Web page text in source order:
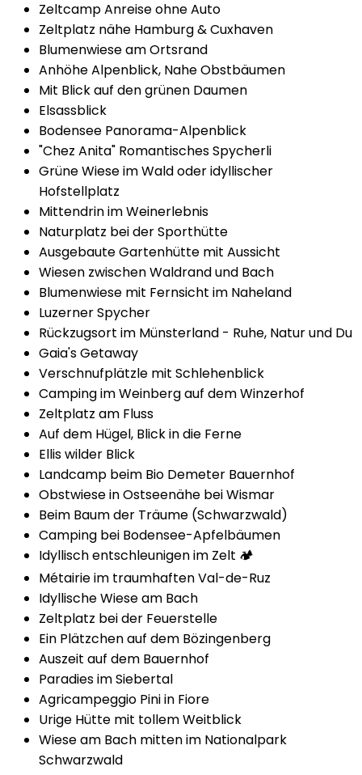
Zeltcamp Anreise ohne Auto
Zeltplatz nähe Hamburg & Cuxhaven
Blumenwiese am Ortsrand
Anhöhe Alpenblick, Nahe Obstbäumen
Mit Blick auf den grünen Daumen
Elsassblick
Bodensee Panorama-Alpenblick
"Chez Anita" Romantisches Spycherli
Grüne Wiese im Wald oder idyllischer
Hofstellplatz
Mittendrin im Weinerlebnis
Naturplatz bei der Sporthütte
Ausgebaute Gartenhütte mit Aussicht
Wiesen zwischen Waldrand und Bach
Blumenwiese mit Fernsicht im Naheland
Luzerner Spycher
Rückzugsort im Münsterland - Ruhe, Natur und Du
Gaia's Getaway
Verschnufplätzle mit Schlehenblick
Camping im Weinberg auf dem Winzerhof
Zeltplatz am Fluss
Auf dem Hügel, Blick in die Ferne
Ellis wilder Blick
Landcamp beim Bio Demeter Bauernhof
Obstwiese in Ostseenähe bei Wismar
Beim Baum der Träume (Schwarzwald)
Camping bei Bodensee-Apfelbäumen
Idyllisch entschleunigen im Zelt 🏕️
Métairie im traumhaften Val-de-Ruz
Idyllische Wiese am Bach
Zeltplatz bei der Feuerstelle
Ein Plätzchen auf dem Bözingenberg
Auszeit auf dem Bauernhof
Paradies im Siebertal
Agricampeggio Pini in Fiore
Urige Hütte mit tollem Weitblick
Wiese am Bach mitten im Nationalpark
Schwarzwald